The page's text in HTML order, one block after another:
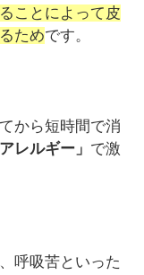
ことによって皮
ためです。
から短時間で消
アレルギー」 で激
呼吸苦といった